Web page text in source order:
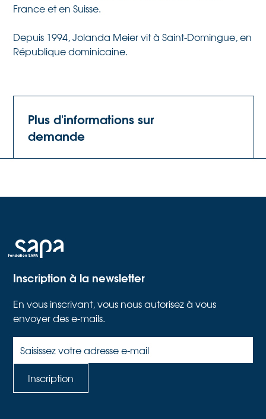
France et en Suisse.
Depuis 1994, Jolanda Meier vit à Saint-Domingue, en
République dominicaine.
Plus d'informations sur
demande
Inscription à la newsletter
En vous inscrivant, vous nous autorisez à vous
envoyer des e-mails.